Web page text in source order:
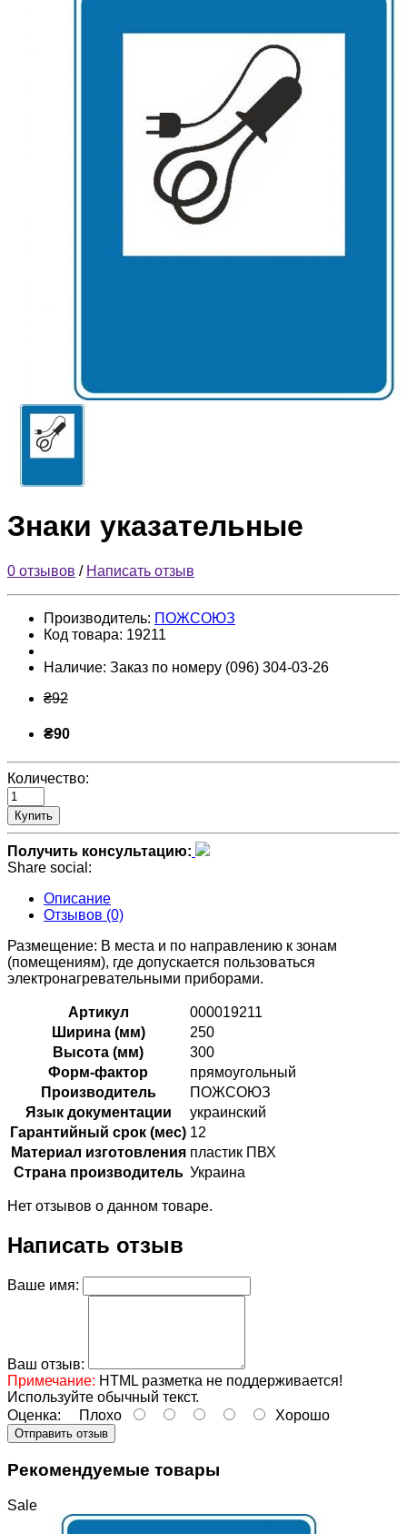
Знаки указательные
0 отзывов / Написать отзыв
Производитель: ПОЖСОЮЗ
Код товара: 19211
Наличие: Заказ по номеру (096) 304-03-26
₴92
₴90
Количество:
Купить
Получить консультацию:
Share social:
Описание
Отзывов (0)
Размещение: В места и по направлению к зонам
(помещениям), где допускается пользоваться
электронагревательными приборами.
Артикул
000019211
Ширина (мм)
250
Высота (мм)
300
Форм-фактор
прямоугольный
Производитель
ПОЖСОЮЗ
Язык документации
украинский
Гарантийный срок (мес) 12
Материал изготовления пластик ПВХ
Страна производитель Украина
Нет отзывов о данном товаре.
Написать отзыв
Ваше имя:
Ваш отзыв:
Примечание: HTML разметка не поддерживается!
Используйте обычный текст.
Оценка: Плохо Хорошо
Отправить отзыв
Рекомендуемые товары
Sale